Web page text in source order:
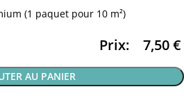
(1 paquet pour 10 m²)
Prix: 7,50€
AU PANIER